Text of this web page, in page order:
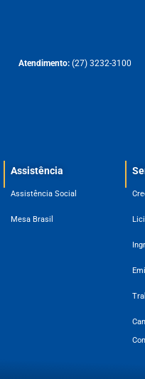
Atendimento: (27) 3232-3100
Assistência
Assistência Social
Mesa Brasil